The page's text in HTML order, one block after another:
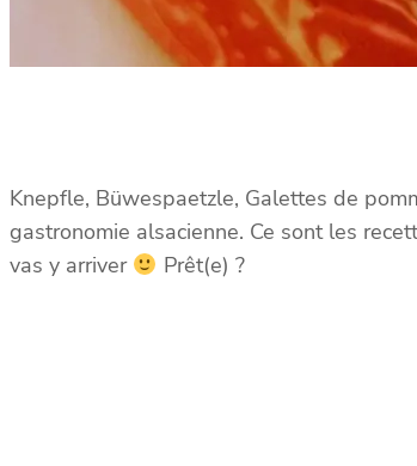
Knepfle, Büwespaetzle, Galettes de
gastronomie alsacienne. Ce sont les
vas y arriver
Prêt(e) ?